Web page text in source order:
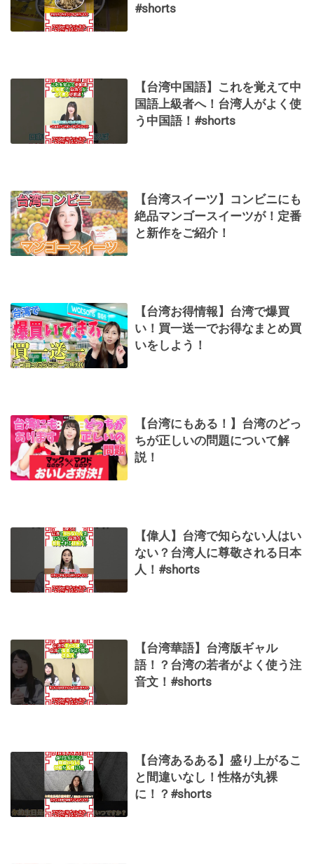
#shorts
【台湾中国語】これを覚えて中
国語上級者へ！台湾人がよく使
う中国語！#shorts
【台湾スイーツ】コンビニにも
絶品マンゴースイーツが！定番
と新作をご紹介！
【台湾お得情報】台湾で爆買
い！買一送一でお得なまとめ買
いをしよう！
【台湾にもある！】台湾のどっ
ちが正しいの問題について解
説！
【偉人】台湾で知らない人はい
ない？台湾人に尊敬される日本
人！#shorts
【台湾華語】台湾版ギャル
語！？台湾の若者がよく使う注
音文！#shorts
【台湾あるある】盛り上がるこ
と間違いなし！性格が丸裸
に！？#shorts